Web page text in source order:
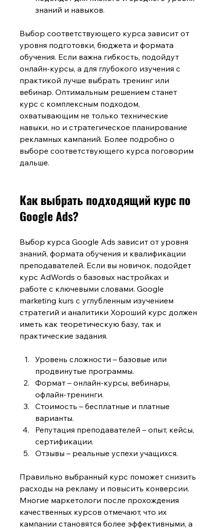
знаний и навыков.
Выбор соответствующего курса зависит от
уровня подготовки, бюджета и формата
обучения. Если важна гибкость, подойдут
онлайн-курсы, а для глубокого изучения с
практикой лучше выбрать тренинг или
вебинар. Оптимальным решением станет
курс с комплексным подходом,
охватывающим не только технические
навыки, но и стратегическое планирование
рекламных кампаний. Более подробно о
выборе соответствующего курса поговорим
дальше.
Как выбрать подходящий курс по
Google Ads?
Выбор курса Google Ads зависит от уровня
знаний, формата обучения и квалификации
преподавателей. Если вы новичок, подойдет
курс AdWords о базовых настройках и
работе с ключевыми словами. Google
marketing kurs с углубленным изучением
стратегий и аналитики Хороший курс должен
иметь как теоретическую базу, так и
практические задания.
Уровень сложности – базовые или
продвинутые программы.
Формат – онлайн-курсы, вебинары,
офлайн-тренинги.
Стоимость – бесплатные и платные
варианты.
Репутация преподавателей – опыт, кейсы,
сертификации.
Отзывы – реальные успехи учащихся.
Правильно выбранный курс поможет снизить
расходы на рекламу и повысить конверсии.
Многие маркетологи после прохождения
качественных курсов отмечают, что их
кампании становятся более эффективными, а